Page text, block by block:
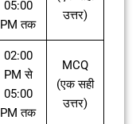
05:00
PM तक
उत्तर)
02:00
PM से
05:00
PM तक
MCQ
(एक सही
उत्तर)